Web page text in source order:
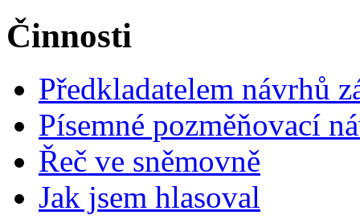
Činnosti
Předkladatelem návrhů
Písemné pozměňovací
Řeč ve sněmovně
Jak jsem hlasoval